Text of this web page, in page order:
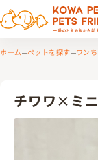
ホーム ペットを探す ワン
チワワ×ミ